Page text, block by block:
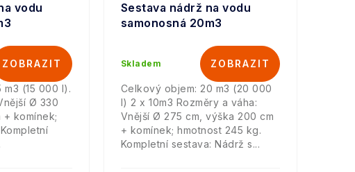
vodu
m3 (15 000 l).
Ø 330
+ komínek;
Sestava nádrž na vodu
samonosná 20m3
Skladem
Celkový objem: 20 m3 (20 000
l) 2 x 10m3 Rozměry a váha:
Vnější Ø 275 cm, výška 200 cm
+ komínek; hmotnost 245 kg.
Kompletní sestava: Nádrž s...